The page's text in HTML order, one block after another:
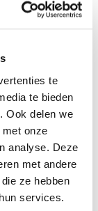
te
te bieden
Ook delen we
onze
analyse. Deze
met andere
ze hebben
services.
en productie van
uitstekende prijs-